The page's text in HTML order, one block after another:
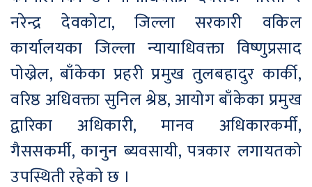
नरेन्द्र देवकोटा, जिल्ला सरकारी वकिल
कार्यालयका जिल्ला न्यायाधिवक्ता विष्णुप्रसाद
पोख्रेल, बाँकेका प्रहरी प्रमुख तुलबहादुर कार्की,
वरिष्ठ अधिवक्ता सुनिल श्रेष्ठ, आयोग बाँकेका प्रमुख
द्वारिका अधिकारी, मानव अधिकारकर्मी,
गैससकर्मी, कानुन ब्यवसायी, पत्रकार लगायतको
उपस्थिती रहेको छ ।